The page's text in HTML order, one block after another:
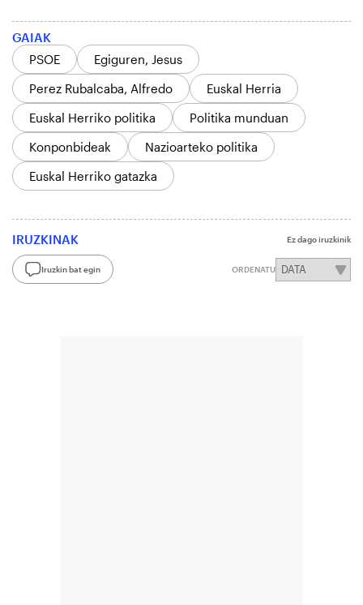
GAIAK
PSOE
Egiguren, Jesus
Perez Rubalcaba, Alfredo
Euskal Herria
Euskal Herriko politika
Politika munduan
Konponbideak
Nazioarteko politika
Euskal Herriko gatazka
IRUZKINAK Ez dago iruzkinik
Iruzkin bat egin ORDENATU